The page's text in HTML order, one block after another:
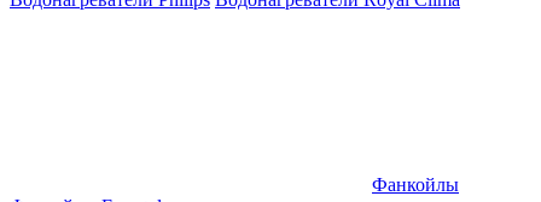
Фанкойлы